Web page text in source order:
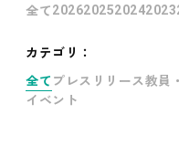
全て2026202520242023
カテゴリ：
全て プレスリリース教員
イベント